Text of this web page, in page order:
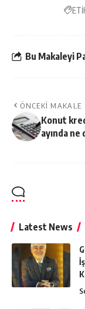
Bu Makaleyi
ÖNCEKI MAKALE
Konut
ayında
Latest News